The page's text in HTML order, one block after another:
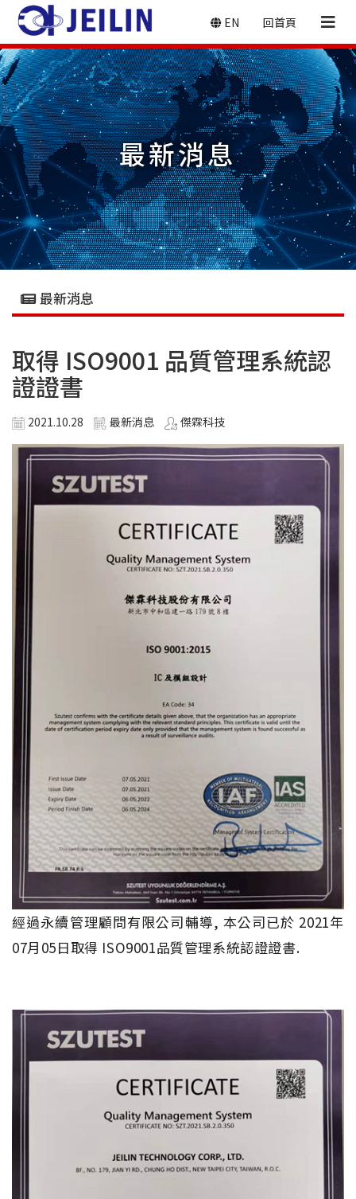
EN 回首頁
最新消息
最新消息
取得 ISO9001 品質管理系統認
證證書
2021.10.28 最新消息 傑霖科技
經過永續管理顧問有限公司輔導, 本公司已於 2021年
07月05日取得 ISO9001品質管理系統認證證書.